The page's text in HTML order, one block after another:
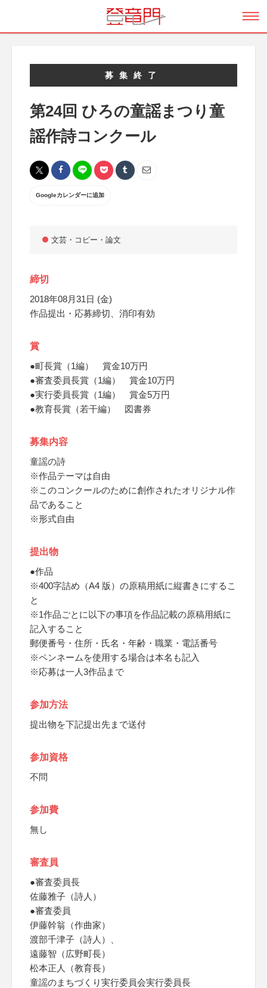
募集終了
第24回 ひろの童謡まつり童
謡作詩コンクール
Googleカレンダーに追加
文芸・コピー・論文
締切
2018年08月31日 (金)
作品提出・応募締切、消印有効
賞
●町長賞（1編） 賞金10万円
●審査委員長賞（1編） 賞金10万円
●実行委員長賞（1編） 賞金5万円
●教育長賞（若干編） 図書券
募集内容
童謡の詩
※作品テーマは自由
※このコンクールのために創作されたオリジナル作
品であること
※形式自由
提出物
●作品
※400字詰め（A4 版）の原稿用紙に縦書きにするこ
と
※1作品ごとに以下の事項を作品記載の原稿用紙に
記入すること
郵便番号・住所・氏名・年齢・職業・電話番号
※ペンネームを使用する場合は本名も記入
※応募は一人3作品まで
参加方法
提出物を下記提出先まで送付
参加資格
不問
参加費
無し
審査員
●審査委員長
佐藤雅子（詩人）
●審査委員
伊藤幹翁（作曲家）
渡部千津子（詩人）、
遠藤智（広野町長）
松本正人（教育長）
童謡のまちづくり実行委員会実行委員長